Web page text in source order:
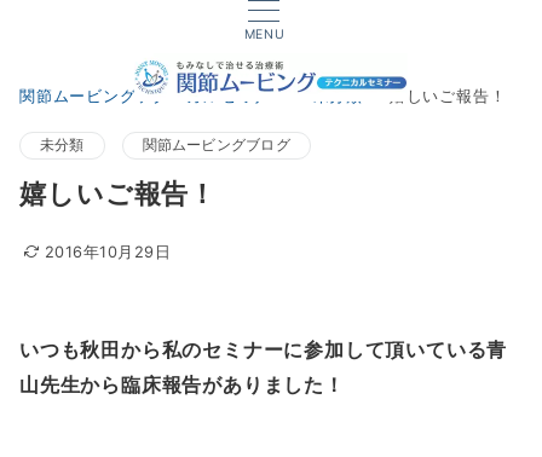
MENU
関節ムービングテクニカルセミナー 嬉しいご報告！
未分類 関節ムービングブログ
嬉しいご報告！
2016年10月29日
いつも秋田から私のセミナーに参加して頂いている青
山先生から臨床報告がありました！